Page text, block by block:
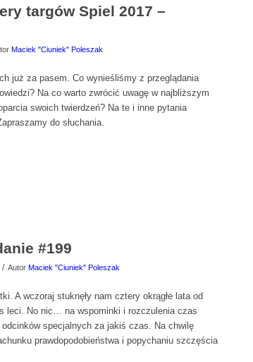
targów Spiel 2017 –
Maciek "Ciuniek" Poleszak
już za pasem. Co wynieśliśmy z przeglądania
Na co warto zwrócić uwagę w najbliższym
swoich twierdzeń? Na te i inne pytania
do słuchania.
#199
/ Autor Maciek "Ciuniek" Poleszak
A wczoraj stuknęły nam cztery okrągłe lata od
leci. No nic… na wspominki i rozczulenia czas
specjalnych za jakiś czas. Na chwilę
prawdopodobieństwa i popychaniu szczęścia